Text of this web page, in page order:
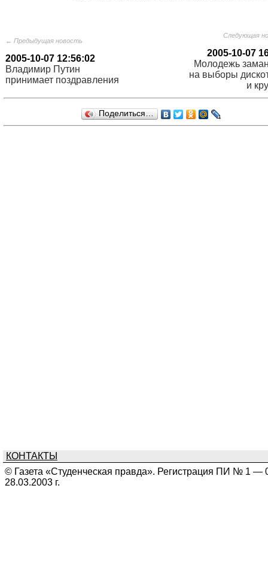
← Предыдущая новость
2005-10-07 12:56:02
Владимир Путин
принимает поздравления
Следующая
2005-10-07
Молодежь
на выборы
и
Поделиться…
КОНТАКТЫ
© Газета «Студенческая правда». Регистрация ПИ № 1 —
28.03.2003 г.